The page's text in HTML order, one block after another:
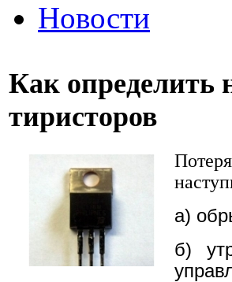
Новости
Как определить
тиристоров
а)
б)